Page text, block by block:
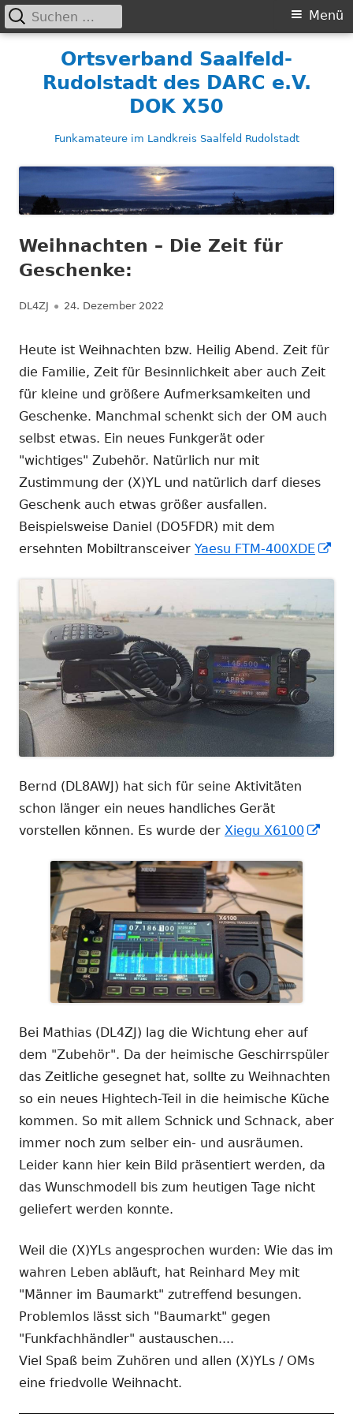
Ortsverband Saalfeld-
Rudolstadt des DARC e.V.
DOK X50
Funkamateure im Landkreis Saalfeld Rudolstadt
Primäres
Menü
Suchen
nach:
Weihnachten – Die Zeit für
Geschenke:
Autor
DL4ZJ Veröffentlicht
24. Dezember 2022
Heute ist Weihnachten bzw. Heilig Abend. Zeit für
die Familie, Zeit für Besinnlichkeit aber auch Zeit
für kleine und größere Aufmerksamkeiten und
Geschenke. Manchmal schenkt sich der OM auch
selbst etwas. Ein neues Funkgerät oder
"wichtiges" Zubehör. Natürlich nur mit
Zustimmung der (X)YL und natürlich darf dieses
Geschenk auch etwas größer ausfallen.
Beispielsweise Daniel (DO5FDR) mit dem
ersehnten Mobiltransceiver Yaesu FTM-400XDE
Bernd (DL8AWJ) hat sich für seine Aktivitäten
schon länger ein neues handliches Gerät
vorstellen können. Es wurde der Xiegu X6100
Bei Mathias (DL4ZJ) lag die Wichtung eher auf
dem "Zubehör". Da der heimische Geschirrspüler
das Zeitliche gesegnet hat, sollte zu Weihnachten
so ein neues Hightech-Teil in die heimische Küche
kommen. So mit allem Schnick und Schnack, aber
immer noch zum selber ein- und ausräumen.
Leider kann hier kein Bild präsentiert werden, da
das Wunschmodell bis zum heutigen Tage nicht
geliefert werden konnte.
Weil die (X)YLs angesprochen wurden: Wie das im
wahren Leben abläuft, hat Reinhard Mey mit
"Männer im Baumarkt" zutreffend besungen.
Problemlos lässt sich "Baumarkt" gegen
"Funkfachhändler" austauschen....
Viel Spaß beim Zuhören und allen (X)YLs / OMs
eine friedvolle Weihnacht.